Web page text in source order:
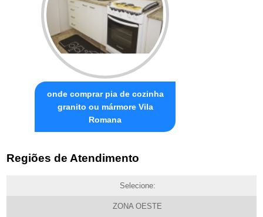
onde comprar pia de cozinha
granito ou mármore Vila
Romana
Regiões de Atendimento
Selecione:
ZONA OESTE